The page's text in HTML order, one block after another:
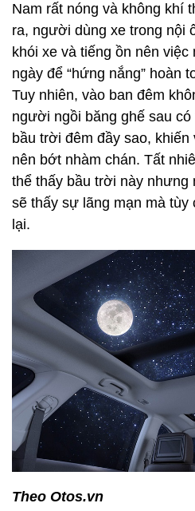
Nam rất nóng và không khí
ra, người dùng xe trong nội
khói xe và tiếng ồn nên
ngày để “hứng nắng” hoàn
Tuy nhiên, vào ban đêm
người ngồi băng ghế sau
bầu trời đêm đầy sao,
nên bớt nhàm chán. Tất
thể thấy bầu trời này nhưng
sẽ thấy sự lãng mạn mà
lại.
Theo Otos.vn